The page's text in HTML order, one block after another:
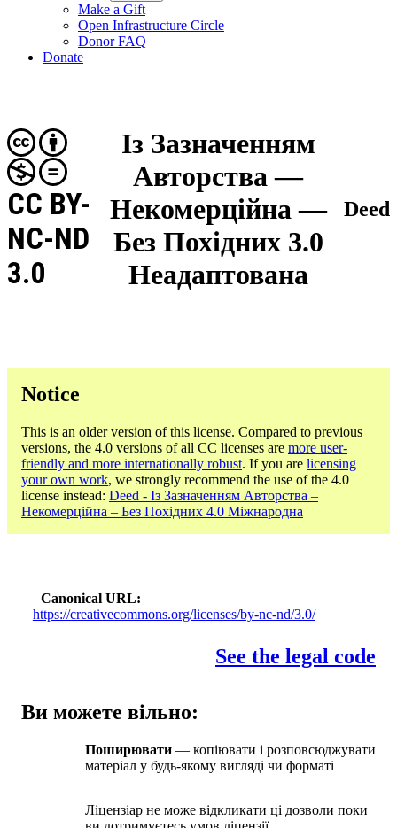
Make a Gift
Open Infrastructure Circle
Donor FAQ
Donate
Із Зазначенням
Авторства —
Некомерційна —
Без Похідних 3.0
Неадаптована
CC BY-
NC-ND
3.0
Deed
Notice
This is an older version of this license. Compared to previous
versions, the 4.0 versions of all CC licenses are more user-
friendly and more internationally robust. If you are licensing
your own work, we strongly recommend the use of the 4.0
license instead: Deed - Із Зазначенням Авторства –
Некомерційна – Без Похідних 4.0 Міжнародна
Canonical URL
https://creativecommons.org/licenses/by-nc-nd/3.0/
See the legal code
Ви можете вільно:
Поширювати — копіювати і розповсюджувати
матеріал у будь-якому вигляді чи форматі
Ліцензіар не може відкликати ці дозволи поки